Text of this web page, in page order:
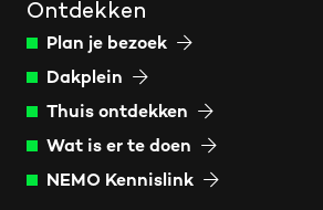
Ontdekken
Plan je bezoek
Dakplein
Thuis ontdekken
Wat is er te doen
NEMO Kennislink